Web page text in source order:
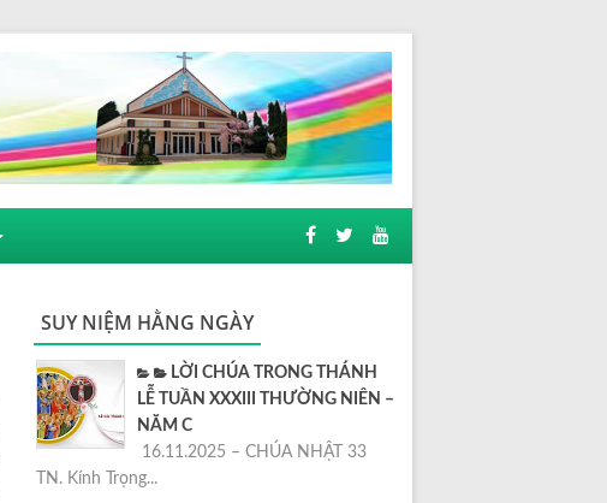
SUY NIỆM HẰNG NGÀY
LỜI CHÚA TRONG THÁNH
LỄ TUẦN XXXIII THƯỜNG NIÊN –
NĂM C
16.11.2025 – CHÚA NHẬT 33
TN. Kính Trọng...